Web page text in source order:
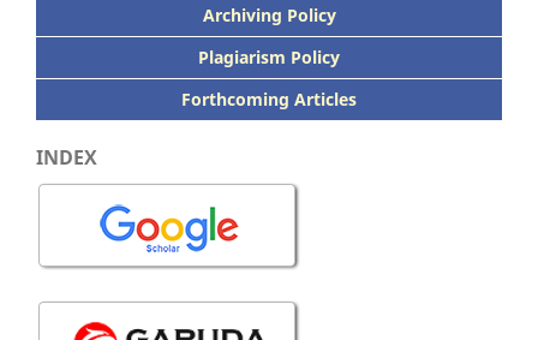
Archiving Policy
Plagiarism Policy
Forthcoming Articles
INDEX